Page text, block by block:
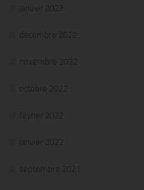
janvier 2023
décembre 2022
novembre 2022
octobre 2022
février 2022
janvier 2022
septembre 2021